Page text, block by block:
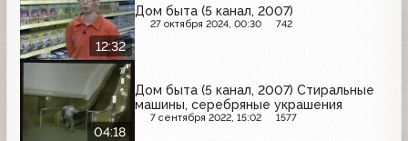
12:32
Дом быта (5 канал, 2007)
27 октября 2024, 00:30 742
04:18
Дом быта (5 канал, 2007) Стиральные
машины, серебряные украшения
7 сентября 2022, 15:02 1577